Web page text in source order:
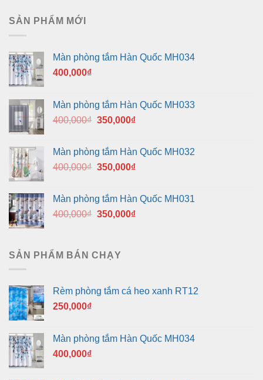
SẢN PHẨM MỚI
Màn phòng tắm Hàn Quốc MH034
400,000₫
Màn phòng tắm Hàn Quốc MH033
400,000₫ Giá
400,000₫.
350,000₫Giá
là:
350,000₫.
Màn phòng tắm Hàn Quốc MH032
400,000₫ Giá
400,000₫.
350,000₫Giá
là:
350,000₫.
Màn phòng tắm Hàn Quốc MH031
400,000₫ Giá
400,000₫.
350,000₫Giá
SẢN PHẨM BÁN CHẠY
Rèm phòng tắm cá heo xanh RT12
250,000₫
Màn phòng tắm Hàn Quốc MH034
400,000₫